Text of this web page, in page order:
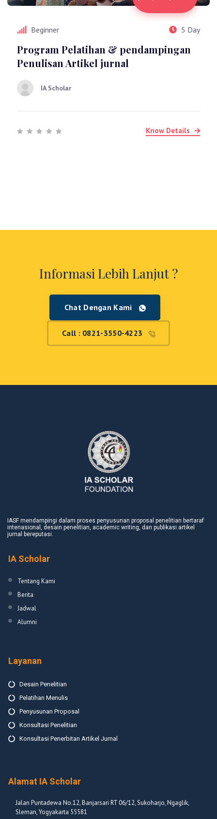
Beginner 5 Day
Program Pelatihan & pendampingan
Penulisan Artikel jurnal
IA Scholar
Know Details
Informasi Lebih Lanjut ?
Chat Dengan Kami
Call : 0821-3550-4223
IASF mendampingi dalam proses penyusunan proposal penelitian bertaraf
intenasional, desain penelitian, academic writing, dan publikasi artikel
jurnal bereputasi.
IA Scholar
Tentang Kami
Berita
Jadwal
Alumni
Layanan
Desain Penelitian
Pelatihan Menulis
Penyusunan Proposal
Konsultasi Penelitian
Konsultasi Penerbitan Artikel Jurnal
Alamat IA Scholar
Jalan Puntadewa No.12, Banjarsari RT 06/12, Sukoharjo, Ngaglik,
Sleman, Yogyakarta 55581